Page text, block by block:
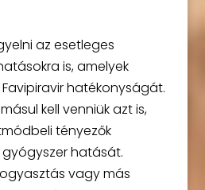
az esetleges
is, amelyek
hatékonyságát.
kell venniük azt is,
tényezők
hatását.
vagy más